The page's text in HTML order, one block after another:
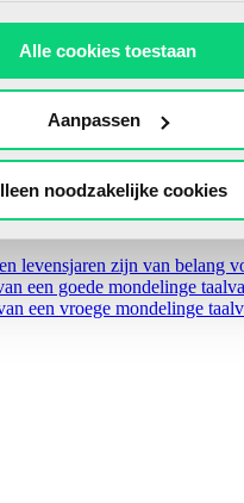
Alle cookies toestaan
Aanpassen
noodzakelijke cookies
levensjaren zijn van belang
een goede mondelinge
een vroege mondelinge